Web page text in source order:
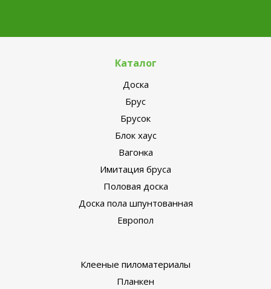
Каталог
Доска
Брус
Брусок
Блок хаус
Вагонка
Имитация бруса
Половая доска
Доска пола шпунтованная
Европол
Клееные пиломатериалы
Планкен